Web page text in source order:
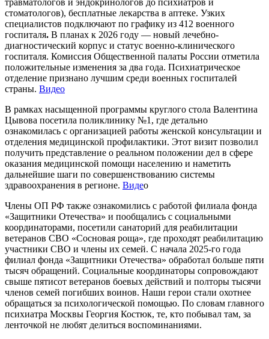
стоматологов), бесплатные лекарства в аптеке. Узких
специалистов подключают по графику из 412 военного
госпиталя. В планах к 2026 году — новый лечебно-
диагностический корпус и статус военно-клинического
госпиталя. Комиссия Общественной палаты России отметила
положительные изменения за два года. Психиатрическое
отделение признано лучшим среди военных госпиталей
страны. Видео
В рамках насыщенной программы круглого стола Валентина
Цывова посетила поликлинику №1, где детально
ознакомилась с организацией работы женской консультации и
отделения медицинской профилактики. Этот визит позволил
получить представление о реальном положении дел в сфере
оказания медицинской помощи населению и наметить
дальнейшие шаги по совершенствованию системы
здравоохранения в регионе. Видео
Члены ОП РФ также ознакомились с работой филиала фонда
«Защитники Отечества» и пообщались с социальными
координаторами, посетили санаторий для реабилитации
ветеранов СВО «Сосновая роща», где проходят реабилитацию
участники СВО и члены их семей. С начала 2025-го года
филиал фонда «Защитники Отечества» обработал больше пяти
тысяч обращений. Социальные координаторы сопровождают
свыше пятисот ветеранов боевых действий и полторы тысячи
членов семей погибших воинов. Наши герои стали охотнее
обращаться за психологической помощью. По словам главного
психиатра Москвы Георгия Костюк, те, кто побывал там, за
ленточкой не любят делиться воспоминаниями.